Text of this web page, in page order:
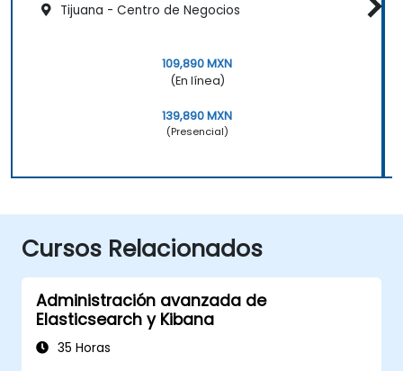
Tijuana - Centro de Negocios
109,890 MXN
(En línea)
139,890 MXN
(Presencial)
Cursos Relacionados
Administración avanzada de
Elasticsearch y Kibana
35 Horas